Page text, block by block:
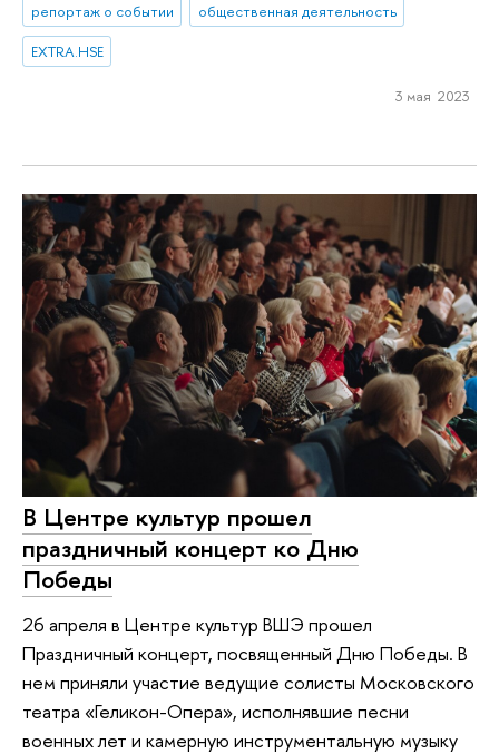
репортаж о событии
общественная деятельность
EXTRA.HSE
3 мая 2023
В Центре культур прошел
праздничный концерт ко Дню
Победы
26 апреля в Центре культур ВШЭ прошел
Праздничный концерт, посвященный Дню Победы. В
нем приняли участие ведущие солисты Московского
театра «Геликон-Опера», исполнявшие песни
военных лет и камерную инструментальную музыку